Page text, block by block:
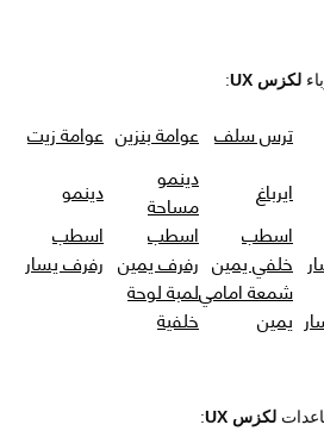
لكزس UX :
ترس سلف عوامة بنزين عوامة زيت
ايرباغ
دينمو
مساحة
دينمو
اسطب
خلفي يمين
اسطب
رفرف يمين
اسطب
رفرف يسار
شمعة امامي
يمين
لمبة لوحة
خلفية
لكزس UX :